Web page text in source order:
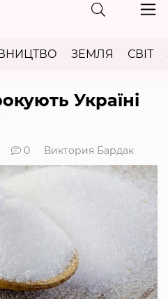
ЗЕМЛЯ СВІТ
Україні
0 Виктория Бардак